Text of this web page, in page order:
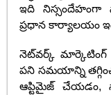
ఇది నిస్సందేహంగా
ప్రధాన కార్యాలయం
నెట్‌వర్క్
పని సమయాన్ని
ఆప్టిమైజ్ చేయడం,